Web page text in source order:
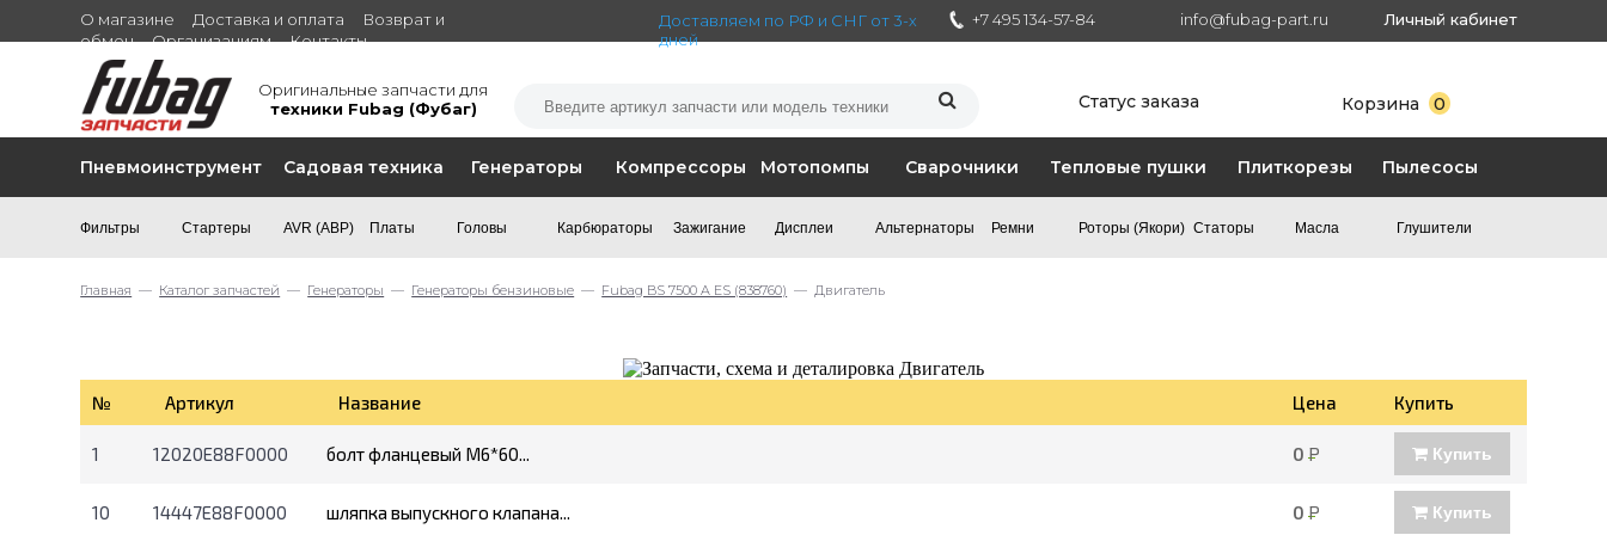
О магазине Доставка и оплата
Возврат и
обмен
Организациям Контакты
Доставляем по РФ и СНГ от 3-х
дней
+7 495 134-57-84 info@fubag-part.ru Личный кабинет
Оригинальные запчасти для
техники Fubag (Фубаг)
Статус заказа Корзина 0
Пневмоинструмент Садовая техника Генераторы Компрессоры Мотопомпы Сварочники Тепловые пушки Плиткорезы Пылесосы
Фильтры Стартеры AVR (АВР) Платы Головы Карбюраторы Зажигание Дисплеи Альтернаторы Ремни Роторы (Якори) Статоры Масла Глушители
Главная — Каталог запчастей — Генераторы — Генераторы бензиновые — Fubag BS 7500 A ES (838760) — Двигатель
№ Артикул Название Цена Купить
1 12020E88F0000 болт фланцевый М6*60... 0Р Купить
10 14447E88F0000 шляпка выпускного клапана... 0Р Купить